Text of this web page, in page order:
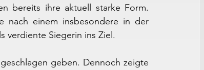
bereits ihre aktuell starke Form.
nach einem insbesondere in der
verdiente Siegerin ins Ziel.
geben. Dennoch zeigte